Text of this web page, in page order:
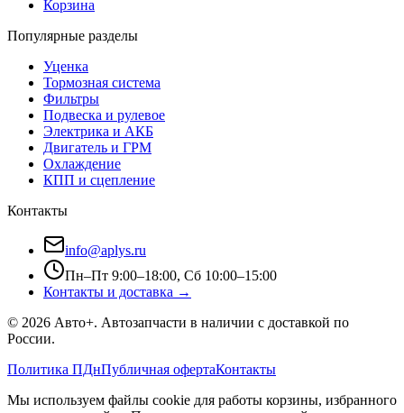
Корзина
Популярные разделы
Уценка
Тормозная система
Фильтры
Подвеска и рулевое
Электрика и АКБ
Двигатель и ГРМ
Охлаждение
КПП и сцепление
Контакты
info@aplys.ru
Пн–Пт 9:00–18:00, Сб 10:00–15:00
Контакты и доставка →
© 2026 Авто+. Автозапчасти в наличии с доставкой по
России.
Политика ПДнПубличная офертаКонтакты
Мы используем файлы cookie для работы корзины, избранного